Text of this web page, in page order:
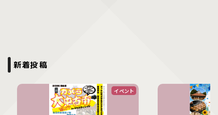
新着投稿
イベント